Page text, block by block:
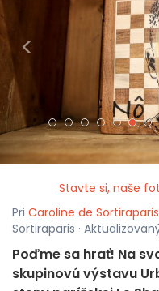
<
Stavte si, naše
Pri Caroline de Sortiraparis
Sortiraparis ·
Poďme sa hrať! Na
skupinovú výstavu